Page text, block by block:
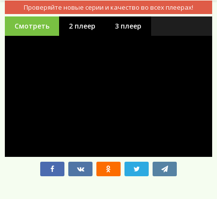
Проверяйте новые серии и качество во всех плеерах!
Смотреть 2 плеер 3 плеер